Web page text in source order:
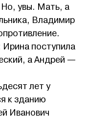
Но, увы. Мать, а
Владимир
поступила
а Андрей —
лет у
к зданию
Иванович